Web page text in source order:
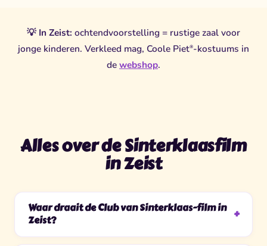
💡 In Zeist: ochtendvoorstelling = rustige zaal voor
jonge kinderen. Verkleed mag, Coole Piet®-kostuums in
dewebshop.
Alles over de Sinterklaasfilm
in Zeist
Waar draait de Club van Sinterklaas-film in
Zeist?